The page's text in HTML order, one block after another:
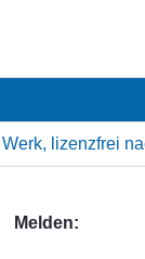
lizenzfrei
Melden: